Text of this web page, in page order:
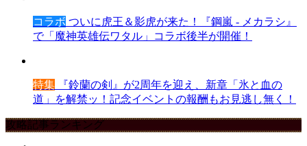
コラボ ついに虎王＆影虎が来た！『鋼嵐 - メカラシ』
で「魔神英雄伝ワタル」コラボ後半が開催！
特集 『鈴蘭の剣』が2周年を迎え、新章「氷と血の
道」を解禁ッ！記念イベントの報酬もお見逃し無く！
攻略記事ランキング